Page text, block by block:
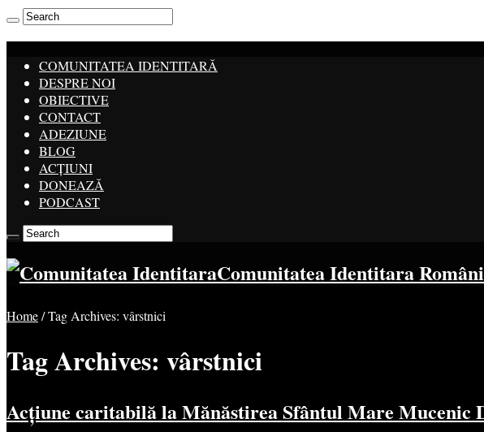
COMUNITATEA IDENTITARĂ
DESPRE NOI
OBIECTIVE
CONTACT
ADEZIUNE
BLOG
ACȚIUNI
DONEAZĂ
PODCAST
Comunitatea Identitara
Home/Tag Archives: vârstnici
Tag Archives: vârstnici
Acțiune caritabilă la Mănăstirea Sfântul Mare Mucenic